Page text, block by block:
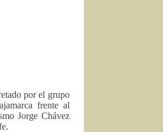
por el grupo
frente al
Jorge Chávez